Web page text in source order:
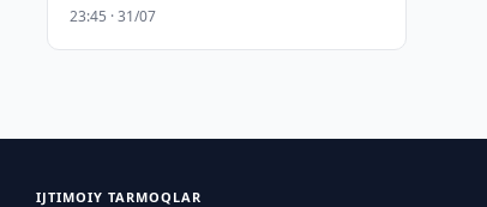
23:45 · 31/07
IJTIMOIY TARMOQLAR